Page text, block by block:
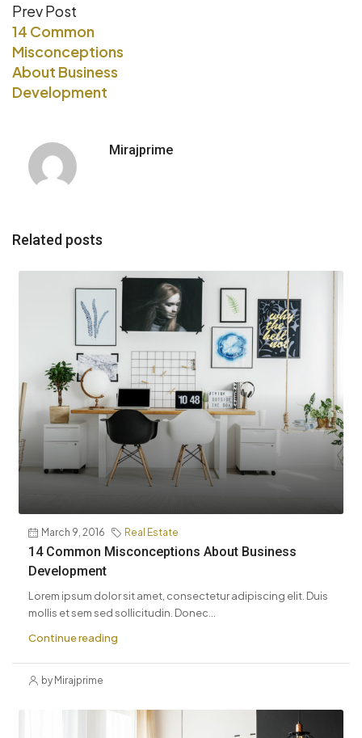
Prev Post
14 Common
Misconceptions
About Business
Development
Mirajprime
Related posts
March 9, 2016 Real Estate
14 Common Misconceptions About Business
Development
Lorem ipsum dolor sit amet, consectetur adipiscing elit. Duis
mollis et sem sed sollicitudin. Donec...
Continue reading
by Mirajprime